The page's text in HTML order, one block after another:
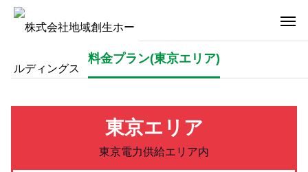
料金プラン(東京エリア)
東京エリア
東京電力供給エリア内